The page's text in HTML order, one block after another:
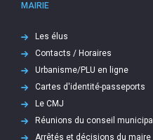
MAIRIE
Les élus
Contacts / Horaires
Urbanisme/PLU en ligne
Cartes d'identité-passeports
Le CMJ
Réunions du conseil municipal
Arrêtés et décisions du maire